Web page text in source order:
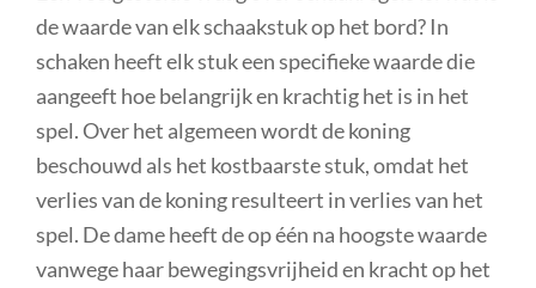
de waarde van elk schaakstuk op het bord? In
schaken heeft elk stuk een specifieke waarde die
aangeeft hoe belangrijk en krachtig het is in het
spel. Over het algemeen wordt de koning
beschouwd als het kostbaarste stuk, omdat het
verlies van de koning resulteert in verlies van het
spel. De dame heeft de op één na hoogste waarde
vanwege haar bewegingsvrijheid en kracht op het